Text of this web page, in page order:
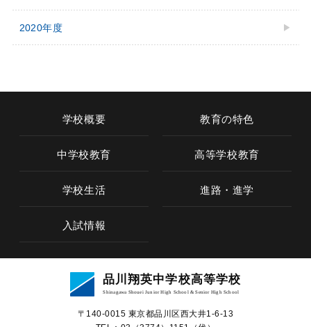
2020年度
学校概要 教育の特色
中学校教育 高等学校教育
学校生活 進路・進学
入試情報
品川翔英中学校高等学校
Shinagawa Shouei Junior High School & Senior High School
〒140-0015 東京都品川区⻄⼤井1-6-13